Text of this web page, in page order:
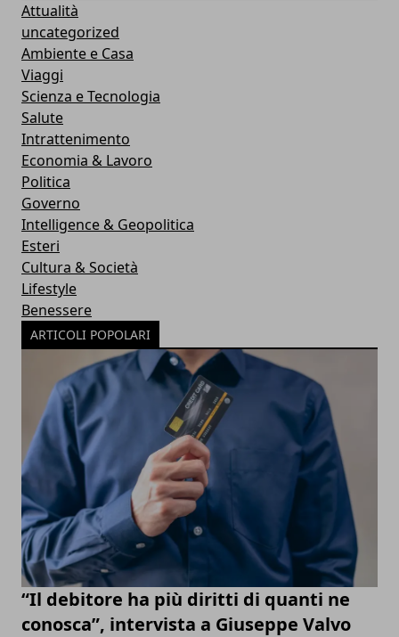
Attualità
uncategorized
Ambiente e Casa
Viaggi
Scienza e Tecnologia
Salute
Intrattenimento
Economia & Lavoro
Politica
Governo
Intelligence & Geopolitica
Esteri
Cultura & Società
Lifestyle
Benessere
ARTICOLI POPOLARI
“Il debitore ha più diritti di quanti ne
conosca”, intervista a Giuseppe Valvo